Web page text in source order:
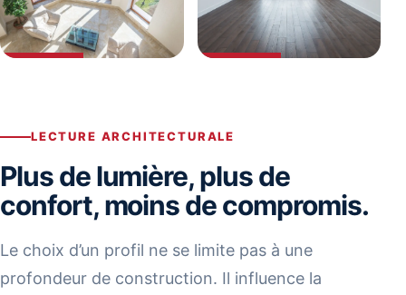
LECTURE ARCHITECTURALE
Plus de lumière, plus de
confort, moins de compromis.
Le choix d’un profil ne se limite pas à une
profondeur de construction. Il influence la